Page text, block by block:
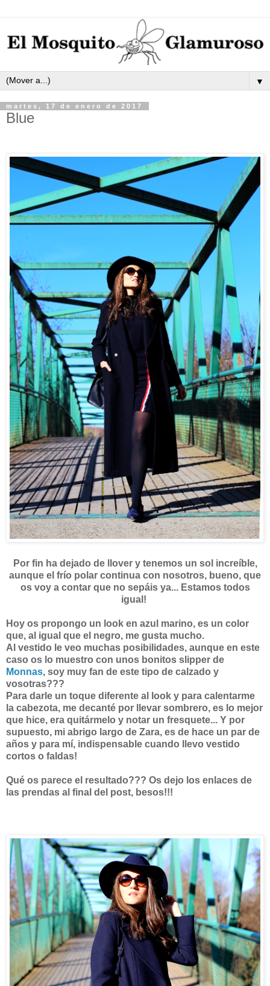
▼
martes, 17 de enero de 2017
Blue
Por fin ha dejado de llover y tenemos un sol increíble,
aunque el frío polar continua con nosotros, bueno, que
os voy a contar que no sepáis ya... Estamos todos
igual!
Hoy os propongo un look en azul marino, es un color
que, al igual que el negro, me gusta mucho.
Al vestido le veo muchas posibilidades, aunque en este
caso os lo muestro con unos bonitos slipper de
Monnas, soy muy fan de este tipo de calzado y
vosotras???
Para darle un toque diferente al look y para calentarme
la cabezota, me decanté por llevar sombrero, es lo mejor
que hice, era quitármelo y notar un fresquete... Y por
supuesto, mi abrigo largo de Zara, es de hace un par de
años y para mí, indispensable cuando llevo vestido
cortos o faldas!
Qué os parece el resultado??? Os dejo los enlaces de
las prendas al final del post, besos!!!